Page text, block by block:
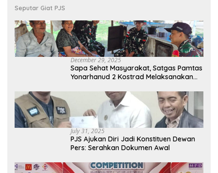
Seputar Giat PJS
December 29, 2025
Sapa Sehat Masyarakat, Satgas Pamtas
Yonarhanud 2 Kostrad Melaksanakan
July 31, 2025
PJS Ajukan Diri Jadi Konstituen Dewan
Pers: Serahkan Dokumen Awal